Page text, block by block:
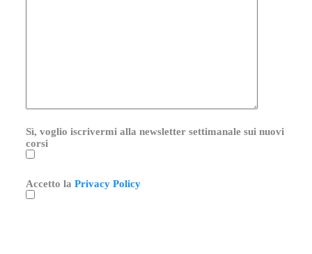
Sì, voglio iscrivermi alla newsletter settimanale sui nuovi
corsi
Accetto la Privacy Policy